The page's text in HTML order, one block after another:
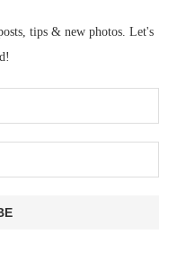
tips & new photos. Let's